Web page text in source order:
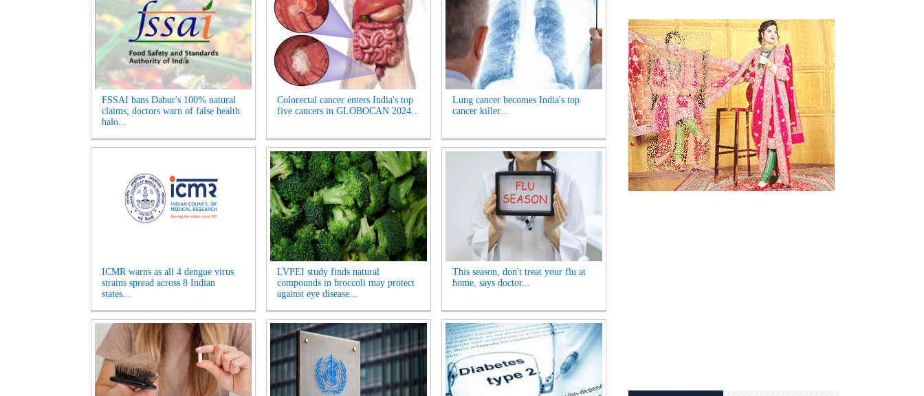
FSSAI bans Dabur's 100% natural
claims; doctors warn of false health
halo...
Colorectal cancer enters India's top
five cancers in GLOBOCAN 2024...
Lung cancer becomes India's top
cancer killer...
ICMR warns as all 4 dengue virus
strains spread across 8 Indian
states...
LVPEI study finds natural
compounds in broccoli may protect
against eye disease...
This season, don't treat your flu at
home, says doctor...